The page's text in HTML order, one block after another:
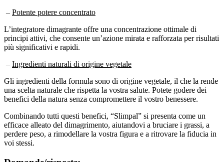
– Potente potere concentrato
L’integratore dimagrante offre una concentrazione ottimale di
principi attivi, che consente un’azione mirata e rafforzata per risultati
più significativi e rapidi.
– Ingredienti naturali di origine vegetale
Gli ingredienti della formula sono di origine vegetale, il che la rende
una scelta naturale che rispetta la vostra salute. Potete godere dei
benefici della natura senza compromettere il vostro benessere.
Combinando tutti questi benefici, “Slimpal” si presenta come un
efficace alleato del dimagrimento, aiutandovi a bruciare i grassi, a
perdere peso, a rimodellare la vostra figura e a ritrovare la fiducia in
voi stessi.